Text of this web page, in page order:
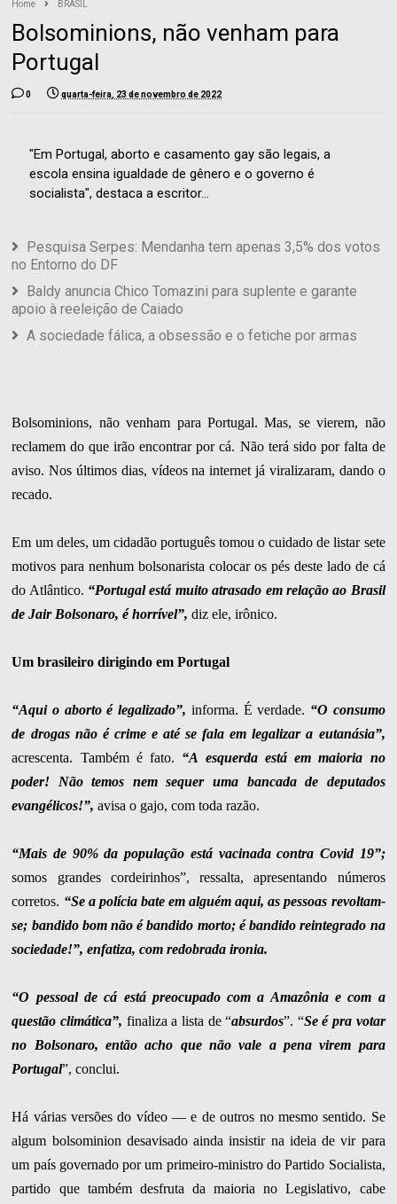
Home BRASIL
Bolsominions, não venham para
Portugal
0 quarta-feira, 23 de novembro de 2022
"Em Portugal, aborto e casamento gay são legais, a
escola ensina igualdade de gênero e o governo é
socialista", destaca a escritor...
Pesquisa Serpes: Mendanha tem apenas 3,5% dos votos
no Entorno do DF
Baldy anuncia Chico Tomazini para suplente e garante
apoio à reeleição de Caiado
A sociedade fálica, a obsessão e o fetiche por armas
Bolsominions, não venham para Portugal. Mas, se vierem, não
reclamem do que irão encontrar por cá. Não terá sido por falta de
aviso. Nos últimos dias, vídeos na internet já viralizaram, dando o
recado.
Em um deles, um cidadão português tomou o cuidado de listar sete
motivos para nenhum bolsonarista colocar os pés deste lado de cá
do Atlântico. “Portugal está muito atrasado em relação ao Brasil
de Jair Bolsonaro, é horrível”, diz ele, irônico.
Um brasileiro dirigindo em Portugal
“Aqui o aborto é legalizado”, informa. É verdade. “O consumo
de drogas não é crime e até se fala em legalizar a eutanásia”,
acrescenta. Também é fato. “A esquerda está em maioria no
poder! Não temos nem sequer uma bancada de deputados
evangélicos!”, avisa o gajo, com toda razão.
“Mais de 90% da população está vacinada contra Covid 19”;
somos grandes cordeirinhos”, ressalta, apresentando números
corretos. “Se a polícia bate em alguém aqui, as pessoas revoltam-
se; bandido bom não é bandido morto; é bandido reintegrado na
sociedade!”, enfatiza, com redobrada ironia.
“O pessoal de cá está preocupado com a Amazônia e com a
questão climática”, finaliza a lista de “absurdos”. “Se é pra votar
no Bolsonaro, então acho que não vale a pena virem para
Portugal”, conclui.
Há várias versões do vídeo — e de outros no mesmo sentido. Se
algum bolsominion desavisado ainda insistir na ideia de vir para
um país governado por um primeiro-ministro do Partido Socialista,
partido que também desfruta da maioria no Legislativo, cabe